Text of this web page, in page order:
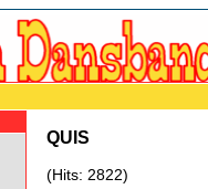
QUIS
(Hits: 2822)